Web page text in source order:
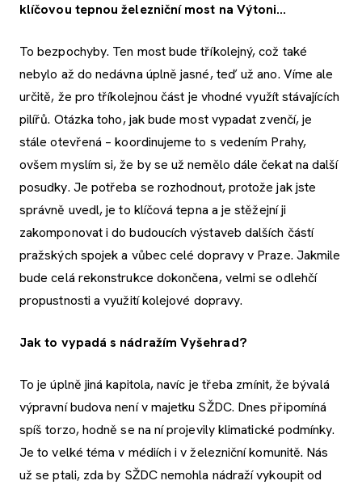
klíčovou tepnou železniční most na Výtoni…
To bezpochyby. Ten most bude tříkolejný, což také
nebylo až do nedávna úplně jasné, teď už ano. Víme ale
určitě, že pro tříkolejnou část je vhodné využít stávajících
pilířů. Otázka toho, jak bude most vypadat zvenčí, je
stále otevřená – koordinujeme to s vedením Prahy,
ovšem myslím si, že by se už nemělo dále čekat na další
posudky. Je potřeba se rozhodnout, protože jak jste
správně uvedl, je to klíčová tepna a je stěžejní ji
zakomponovat i do budoucích výstaveb dalších částí
pražských spojek a vůbec celé dopravy v Praze. Jakmile
bude celá rekonstrukce dokončena, velmi se odlehčí
propustnosti a využití kolejové dopravy.
Jak to vypadá s nádražím Vyšehrad?
To je úplně jiná kapitola, navíc je třeba zmínit, že bývalá
výpravní budova není v majetku SŽDC. Dnes připomíná
spíš torzo, hodně se na ní projevily klimatické podmínky.
Je to velké téma v médiích i v železniční komunitě. Nás
už se ptali, zda by SŽDC nemohla nádraží vykoupit od